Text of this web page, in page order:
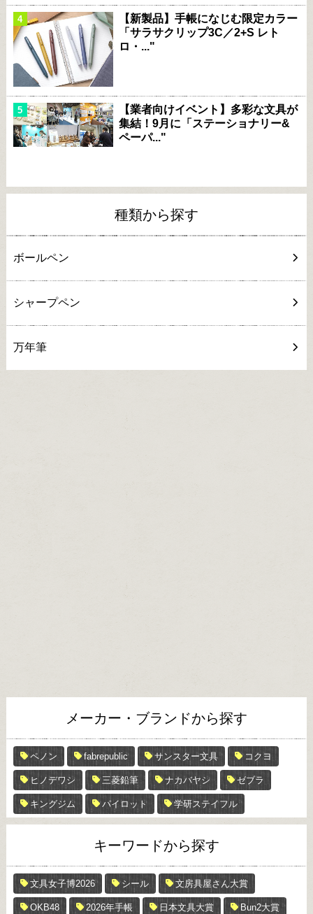
【新製品】手帳になじむ限定カラー
「サラサクリップ3C／2+S レト
ロ・..."
【業者向けイベント】多彩な文具が
集結！9月に「ステーショナリー&
ペーパ..."
種類から探す
ボールペン
シャープペン
万年筆
メーカー・ブランドから探す
ペノン fabrepublic サンスター文具 コクヨ
ヒノデワシ 三菱鉛筆 ナカバヤシ ゼブラ
キングジム パイロット 学研ステイフル
キーワードから探す
文具女子博2026 シール 文房具屋さん大賞
OKB48 2026年手帳 日本文具大賞 Bun2大賞